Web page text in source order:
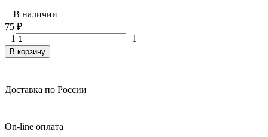
В наличии
75 ₽
1
1
В корзину
Доставка по России
On-line оплата